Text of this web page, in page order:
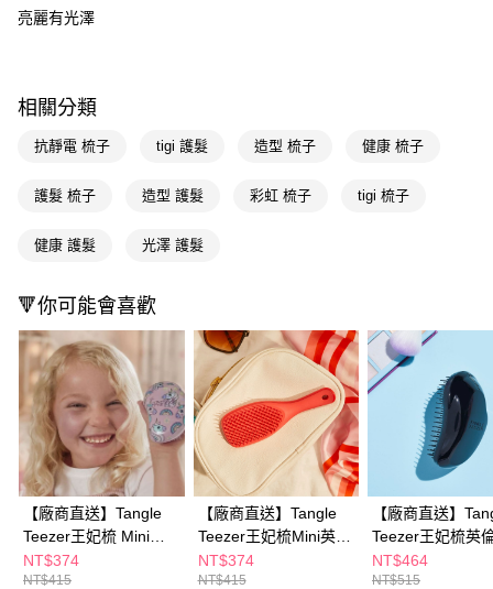
【「AFTEE先享後付」結帳流程】
３．收到繳費通知簡訊後14天內，點擊此簡訊中的連結，可透過四大超商／
ATM／網路銀行／等多元方式進行付款，方視為交易完成。
※ 請注意：結帳手續完成當下不需立刻繳費，但若您需要取消訂單，請聯絡
購買商品的店家。未經商家同意取消之訂單仍視為有效，需透過AFTEE先享
※ 交易是否成功請以「AFTEE先享後付 」之結帳頁面顯示為準，若有關於
客戶支援中心」
https://netprotections.freshdesk.com/support/home
１．透過由恩沛科技股份有限公司提供之「AFTEE先享後付」服務完成之交
易，需依本服務之必要範圍內提供個人資料，並將交易相關給付款項請求債
權轉讓予恩沛科技股份有限公司。
２．關於個人資料處理事宜，請瀏覽以下網址：
https://aftee.tw/terms/#terms3
３．未成年的使用者請事先徵得法定代理人或監護人之同意方可使用
「AFTEE先享後付」，若未經同意申辦者引起之損失，本公司不負相關責
任。
４．使用「AFTEE先享後付」時，將依據個別帳號之用戶狀況，依本公司即
時審查核予不同之上限額度；若仍有額度不足之情形，本公司將視審查結果
請求用戶進行身份認證。
５．嚴禁一人註冊多個帳號或使用他人資訊註冊。若發現惡意使用之情形，
恩沛科技股份有限公司將有權停止該用戶之使用額度並採取法律行動。
宅配(離島廠商直送🚚)
亮麗有光澤
相關分類
抗靜電 梳子 tigi 護髮 造型 梳子 健康 梳子
護髮 梳子 造型 護髮 彩虹 梳子 tigi 梳子
健康 護髮 光澤 護髮
🔻你可能會喜歡
【廠商直送】Tangle
Teezer王妃梳 Mini英
倫時尚梳-夢幻飛馬
NT$374
NT$415
【廠商直送】Tangle
Teezer王妃梳Mini英倫
手握梳-柚紅
NT$374
NT$415
【廠商直送】
Teezer王妃梳英
梳-黑色
NT$464
NT$515